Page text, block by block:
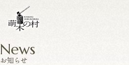
News
お知らせ